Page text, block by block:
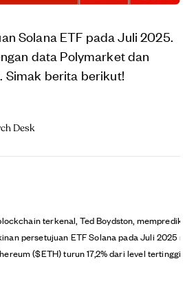
Solana ETF pada Juli 2025.
data Polymarket dan
Simak berita berikut!
Desk
terkenal, Ted Boydston,
persetujuan ETF Solana pada Juli 2025
($ETH) turun 17,2% dari level